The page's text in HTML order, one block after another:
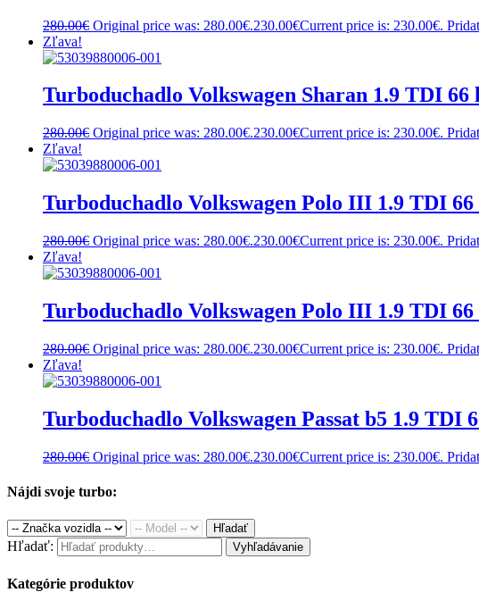
280.00€ Original price was: 280.00€.230.00€Current price is: 230.00€.
Zľava!
Turboduchadlo Volkswagen Sharan 1.9 TDI
280.00€ Original price was: 280.00€.230.00€Current price is: 230.00€.
Zľava!
Turboduchadlo Volkswagen Polo III 1.9 TDI
280.00€ Original price was: 280.00€.230.00€Current price is: 230.00€.
Zľava!
Turboduchadlo Volkswagen Polo III 1.9 TDI
280.00€ Original price was: 280.00€.230.00€Current price is: 230.00€.
Zľava!
Turboduchadlo Volkswagen Passat b5 1.9 TDI
280.00€ Original price was: 280.00€.230.00€Current price is: 230.00€.
Nájdi svoje turbo:
Hľadať
Hľadať: Vyhľadávanie
Kategórie produktov